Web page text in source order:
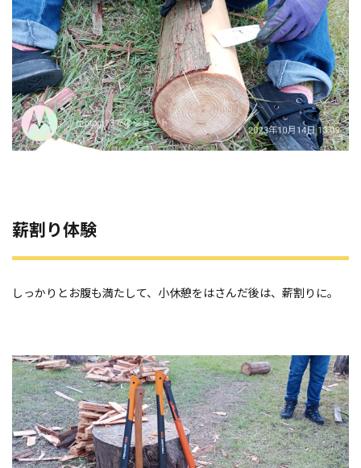
薪割り体験
しっかりとお腹も満たして、小休憩をはさんだ後は、薪割りに。